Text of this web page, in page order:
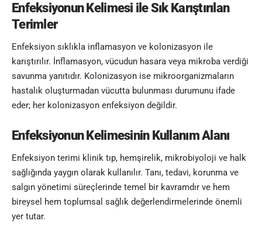
Enfeksiyonun Kelimesi ile Sık Karıştırılan
Terimler
Enfeksiyon sıklıkla inflamasyon ve kolonizasyon ile
karıştırılır. İnflamasyon, vücudun hasara veya mikroba verdiği
savunma yanıtıdır. Kolonizasyon ise mikroorganizmaların
hastalık oluşturmadan vücutta bulunması durumunu ifade
eder; her kolonizasyon enfeksiyon değildir.
Enfeksiyonun KelimesininKullanım Alanı
Enfeksiyon terimi klinik tıp, hemşirelik, mikrobiyoloji ve halk
sağlığında yaygın olarak kullanılır. Tanı, tedavi, korunma ve
salgın yönetimi süreçlerinde temel bir kavramdır ve hem
bireysel hem toplumsal sağlık değerlendirmelerinde önemli
yer tutar.